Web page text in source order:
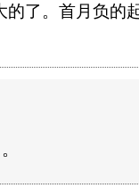
的了。首月负的